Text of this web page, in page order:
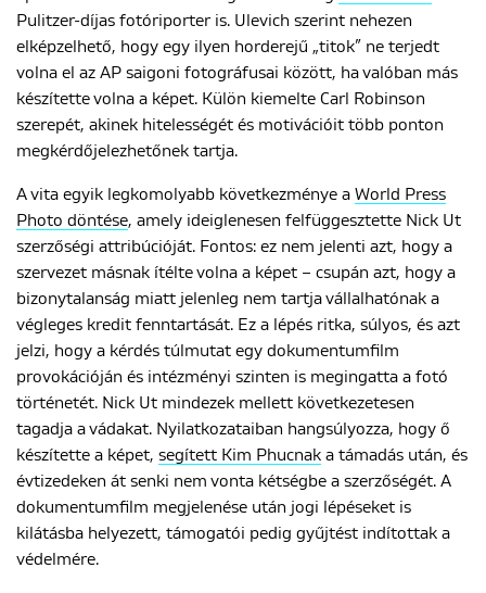
Pulitzer-díjas fotóriporter is. Ulevich szerint nehezen
elképzelhető, hogy egy ilyen horderejű „titok” ne terjedt
volna el az AP saigoni fotográfusai között, ha valóban más
készítette volna a képet. Külön kiemelte Carl Robinson
szerepét, akinek hitelességét és motivációit több ponton
megkérdőjelezhetőnek tartja.
A vita egyik legkomolyabb következménye a World Press
Photo döntése, amely ideiglenesen felfüggesztette Nick Ut
szerzőségi attribúcióját. Fontos: ez nem jelenti azt, hogy a
szervezet másnak ítélte volna a képet – csupán azt, hogy a
bizonytalanság miatt jelenleg nem tartja vállalhatónak a
végleges kredit fenntartását. Ez a lépés ritka, súlyos, és azt
jelzi, hogy a kérdés túlmutat egy dokumentumfilm
provokációján és intézményi szinten is megingatta a fotó
történetét. Nick Ut mindezek mellett következetesen
tagadja a vádakat. Nyilatkozataiban hangsúlyozza, hogy ő
készítette a képet, segített Kim Phucnak a támadás után, és
évtizedeken át senki nem vonta kétségbe a szerzőségét. A
dokumentumfilm megjelenése után jogi lépéseket is
kilátásba helyezett, támogatói pedig gyűjtést indítottak a
védelmére.